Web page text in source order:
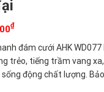
₫
đám cưới AHK
trẻo, tiếng trầm vang
động chất lượng.